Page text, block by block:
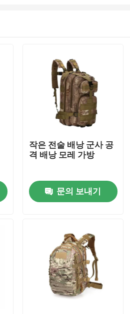
작은 전술 배낭 군사 공
격 배낭 모레 가방
문의 보내기